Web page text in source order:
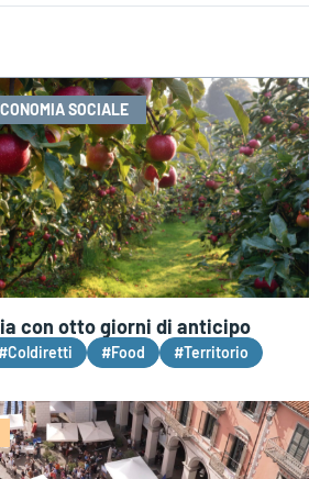
SOCIALE
con otto giorni di anticipo
#Food #Territorio